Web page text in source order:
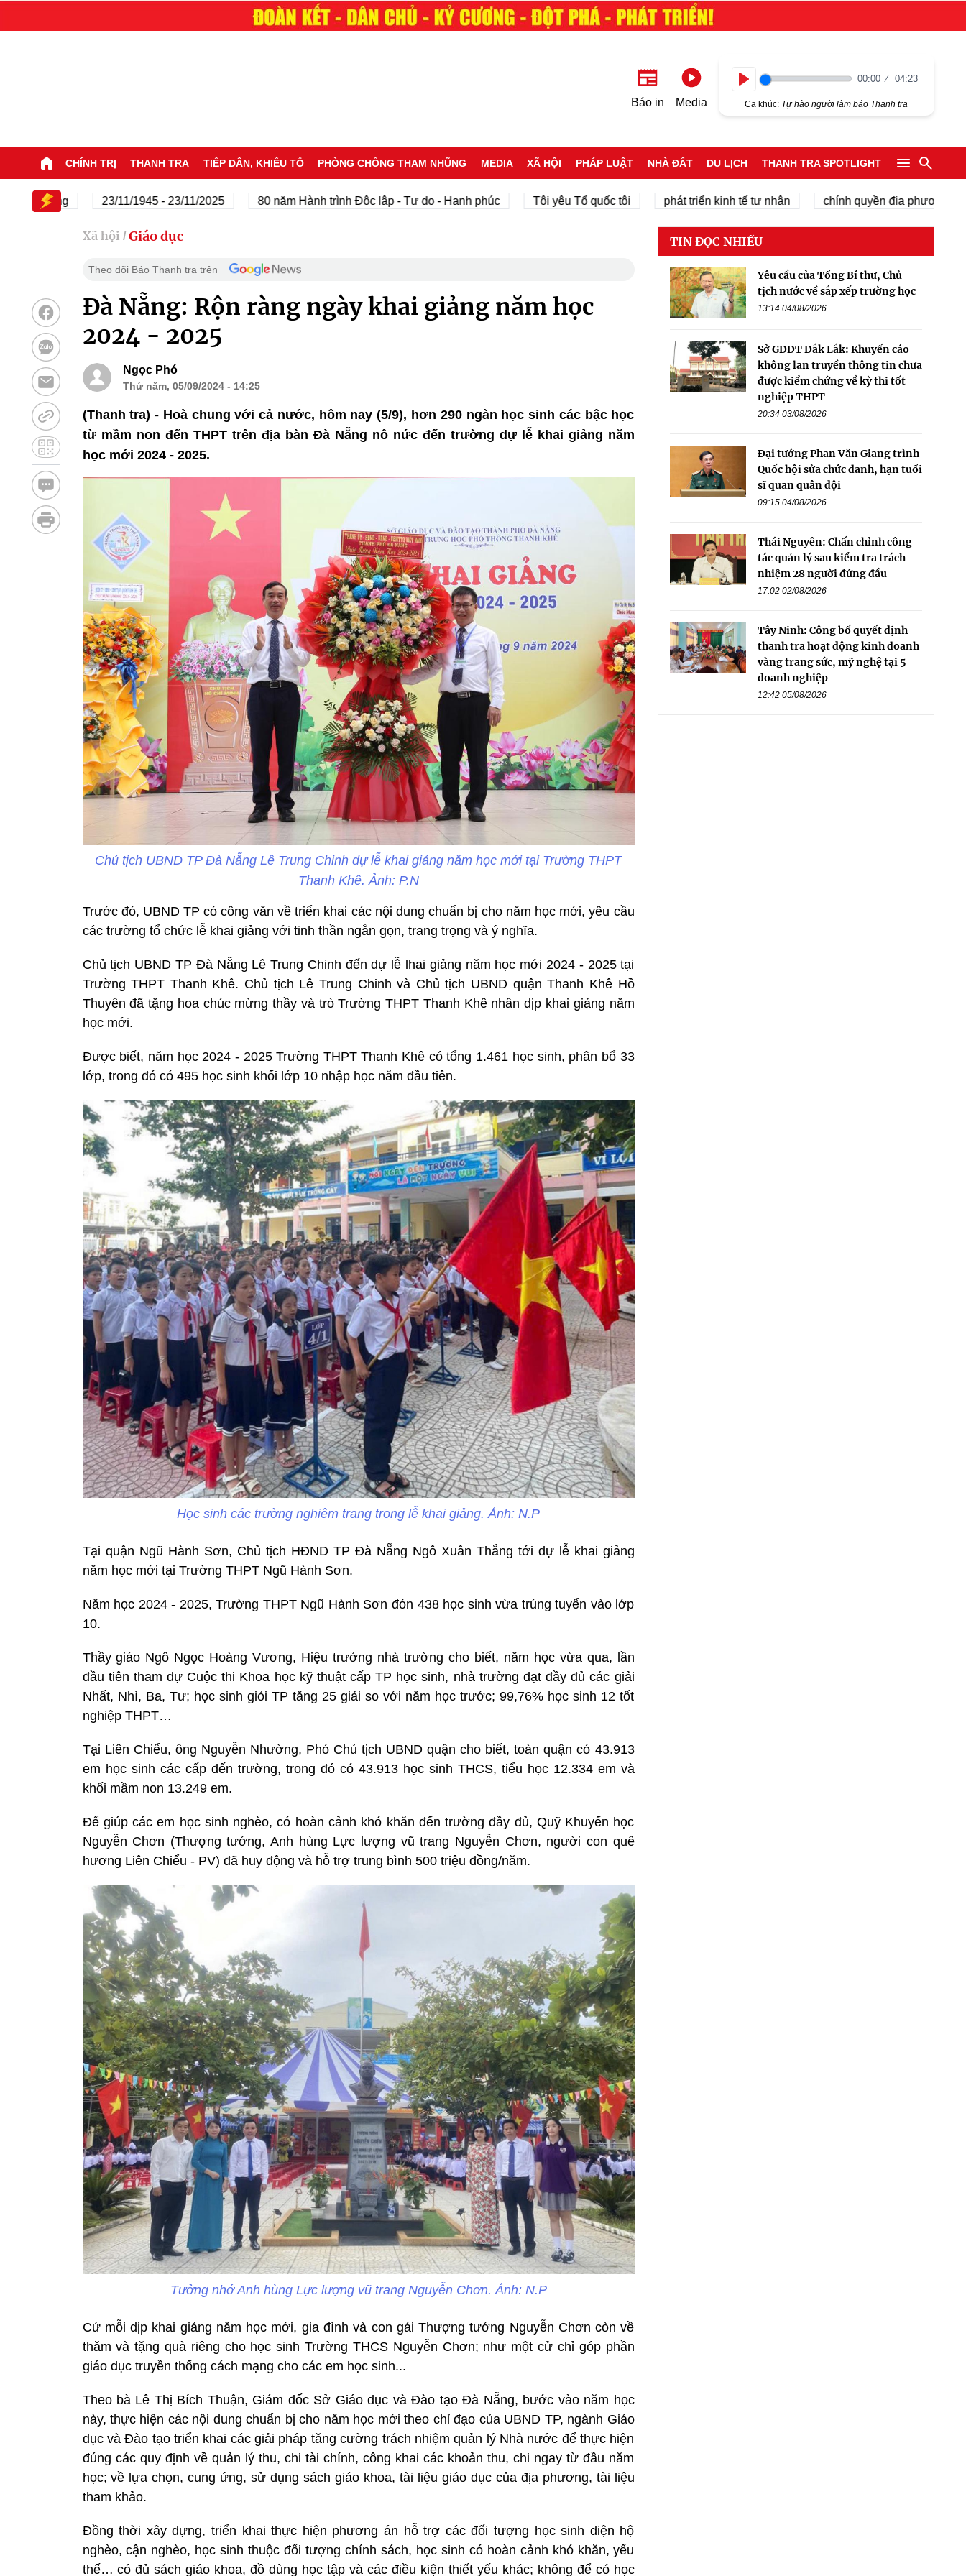
Báo in Media
00:00 04:23
Ca khúc: Tự hào người làm báo Thanh tra
CHÍNH TRỊ THANH TRA TIẾP DÂN, KHIẾU TỐ PHÒNG CHỐNG THAM NHŨNG MEDIA XÃ HỘI PHÁP LUẬT NHÀ ĐẤT DU LỊCH THANH TRA SPOTLIGHT
23/11/1945 - 23/11/2025 80 năm Hành trình Độc lập - Tự do - Hạnh phúc Tôi yêu Tổ quốc tôi phát triển kinh tế tư nhân chính quyền địa phương 2 cấp
Xã hội / Giáo dục
Theo dõi Báo Thanh tra trên
Đà Nẵng: Rộn ràng ngày khai giảng năm học
2024 - 2025
Ngọc Phó
Thứ năm, 05/09/2024 - 14:25
(Thanh tra) - Hoà chung với cả nước, hôm nay (5/9), hơn 290 ngàn học sinh các bậc học
từ mầm non đến THPT trên địa bàn Đà Nẵng nô nức đến trường dự lễ khai giảng năm
học mới 2024 - 2025.
Chủ tịch UBND TP Đà Nẵng Lê Trung Chinh dự lễ khai giảng năm học mới tại Trường THPT
Thanh Khê. Ảnh: P.N
Trước đó, UBND TP có công văn về triển khai các nội dung chuẩn bị cho năm học mới, yêu cầu
các trường tổ chức lễ khai giảng với tinh thần ngắn gọn, trang trọng và ý nghĩa.
Chủ tịch UBND TP Đà Nẵng Lê Trung Chinh đến dự lễ lhai giảng năm học mới 2024 - 2025 tại
Trường THPT Thanh Khê. Chủ tịch Lê Trung Chinh và Chủ tịch UBND quận Thanh Khê Hồ
Thuyên đã tặng hoa chúc mừng thầy và trò Trường THPT Thanh Khê nhân dịp khai giảng năm
học mới.
Được biết, năm học 2024 - 2025 Trường THPT Thanh Khê có tổng 1.461 học sinh, phân bổ 33
lớp, trong đó có 495 học sinh khối lớp 10 nhập học năm đầu tiên.
Học sinh các trường nghiêm trang trong lễ khai giảng. Ảnh: N.P
Tại quận Ngũ Hành Sơn, Chủ tịch HĐND TP Đà Nẵng Ngô Xuân Thắng tới dự lễ khai giảng
năm học mới tại Trường THPT Ngũ Hành Sơn.
Năm học 2024 - 2025, Trường THPT Ngũ Hành Sơn đón 438 học sinh vừa trúng tuyển vào lớp
10.
Thầy giáo Ngô Ngọc Hoàng Vương, Hiệu trưởng nhà trường cho biết, năm học vừa qua, lần
đầu tiên tham dự Cuộc thi Khoa học kỹ thuật cấp TP học sinh, nhà trường đạt đầy đủ các giải
Nhất, Nhì, Ba, Tư; học sinh giỏi TP tăng 25 giải so với năm học trước; 99,76% học sinh 12 tốt
nghiệp THPT…
Tại Liên Chiểu, ông Nguyễn Nhường, Phó Chủ tịch UBND quận cho biết, toàn quận có 43.913
em học sinh các cấp đến trường, trong đó có 43.913 học sinh THCS, tiểu học 12.334 em và
khối mầm non 13.249 em.
Để giúp các em học sinh nghèo, có hoàn cảnh khó khăn đến trường đầy đủ, Quỹ Khuyến học
Nguyễn Chơn (Thượng tướng, Anh hùng Lực lượng vũ trang Nguyễn Chơn, người con quê
hương Liên Chiểu - PV) đã huy động và hỗ trợ trung bình 500 triệu đồng/năm.
Tưởng nhớ Anh hùng Lực lượng vũ trang Nguyễn Chơn. Ảnh: N.P
Cứ mỗi dịp khai giảng năm học mới, gia đình và con gái Thượng tướng Nguyễn Chơn còn về
thăm và tặng quà riêng cho học sinh Trường THCS Nguyễn Chơn; như một cử chỉ góp phần
giáo dục truyền thống cách mạng cho các em học sinh...
Theo bà Lê Thị Bích Thuận, Giám đốc Sở Giáo dục và Đào tạo Đà Nẵng, bước vào năm học
này, thực hiện các nội dung chuẩn bị cho năm học mới theo chỉ đạo của UBND TP, ngành Giáo
dục và Đào tạo triển khai các giải pháp tăng cường trách nhiệm quản lý Nhà nước để thực hiện
đúng các quy định về quản lý thu, chi tài chính, công khai các khoản thu, chi ngay từ đầu năm
học; về lựa chọn, cung ứng, sử dụng sách giáo khoa, tài liệu giáo dục của địa phương, tài liệu
tham khảo.
Đồng thời xây dựng, triển khai thực hiện phương án hỗ trợ các đối tượng học sinh diện hộ
nghèo, cận nghèo, học sinh thuộc đối tượng chính sách, học sinh có hoàn cảnh khó khăn, yếu
thế… có đủ sách giáo khoa, đồ dùng học tập và các điều kiện thiết yếu khác; không để có học
TIN ĐỌC NHIỀU
Yêu cầu của Tổng Bí thư, Chủ
tịch nước về sắp xếp trường học
13:14 04/08/2026
Sở GDĐT Đắk Lắk: Khuyến cáo
không lan truyền thông tin chưa
được kiểm chứng về kỳ thi tốt
nghiệp THPT
20:34 03/08/2026
Đại tướng Phan Văn Giang trình
Quốc hội sửa chức danh, hạn tuổi
sĩ quan quân đội
09:15 04/08/2026
Thái Nguyên: Chấn chỉnh công
tác quản lý sau kiểm tra trách
nhiệm 28 người đứng đầu
17:02 02/08/2026
Tây Ninh: Công bố quyết định
thanh tra hoạt động kinh doanh
vàng trang sức, mỹ nghệ tại 5
doanh nghiệp
12:42 05/08/2026